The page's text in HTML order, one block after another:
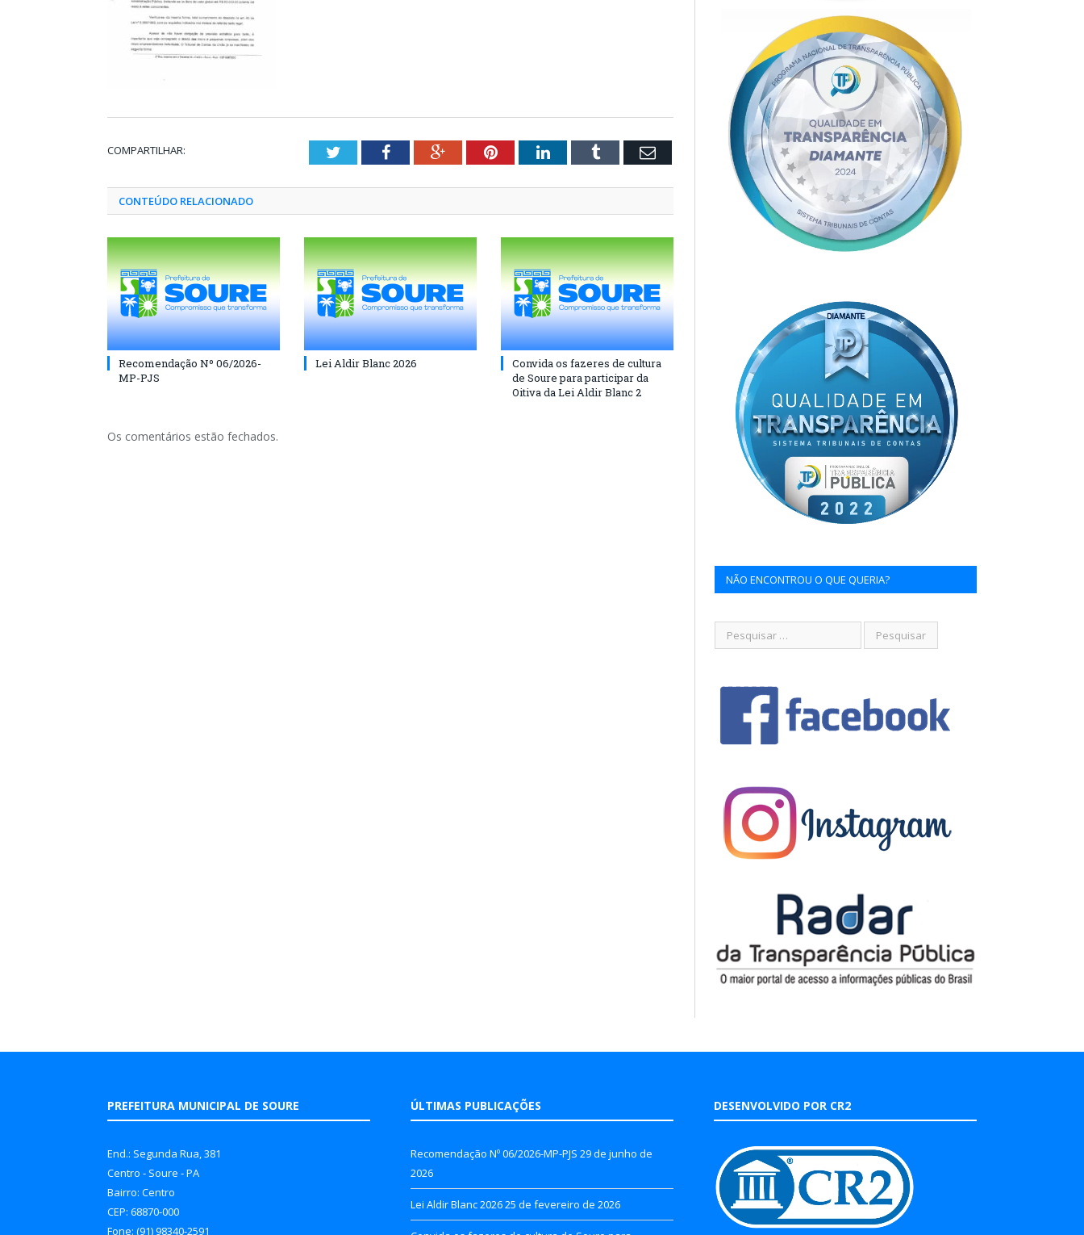
COMPARTILHAR: TwitterFacebookGoogle+PinterestLinkedInTumblr Email
CONTEÚDO RELACIONADO
Recomendação Nº 06/2026-
MP-PJS
Lei Aldir Blanc 2026
Convida os fazeres de cultura
de Soure para participar da
Oitiva da Lei Aldir Blanc 2
Os comentários estão fechados.
NÃO ENCONTROU O QUE QUERIA?
PREFEITURA MUNICIPAL DE SOURE
End.: Segunda Rua, 381
Centro - Soure - PA
Bairro: Centro
CEP: 68870-000
Fone: (91) 98340-2591
ÚLTIMAS PUBLICAÇÕES
Recomendação Nº 06/2026-MP-PJS 29 de junho de
2026
Lei Aldir Blanc 202625 de fevereiro de 2026
DESENVOLVIDO POR CR2